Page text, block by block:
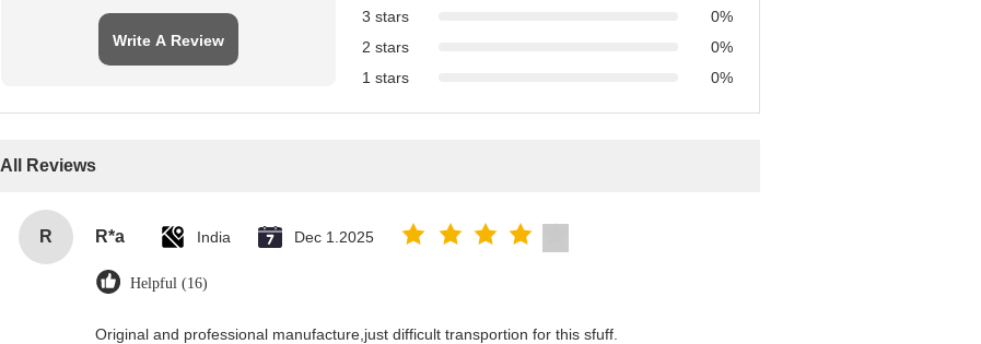
Write A Review
3 stars
0%
2 stars
0%
1 stars
0%
All Reviews
R R*a India Dec 1.2025
Helpful (16)
Original and professional manufacture,just difficult transportion for this sfuff.